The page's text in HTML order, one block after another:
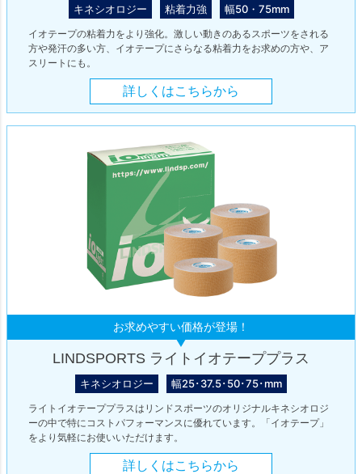
キネシオロジー 粘着力強 幅50・75mm
イオテープの粘着力をより強化。激しい動きのあるスポーツをされる
方や発汗の多い方、イオテープにさらなる粘着力をお求めの方や、ア
スリートにも。
詳しくはこちらから
お求めやすい価格が登場！
LINDSPORTS ライトイオテーププラス
キネシオロジー 幅25･37.5･50･75･mm
ライトイオテーププラスはリンドスポーツのオリジナルキネシオロジ
ーの中で特にコストパフォーマンスに優れています。「イオテープ」
をより気軽にお使いいただけます。
詳しくはこちらから